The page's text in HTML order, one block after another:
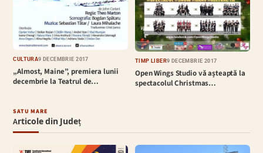
CULTURĂ9 DECEMBRIE 2017
„Almost, Maine”, premiera lunii
decembrie la Teatrul de…
TIMP LIBER9 DECEMBRIE 2017
Open Wings Studio vă așteaptă la
spectacolul Christmas…
SATU MARE
Articole din Județ